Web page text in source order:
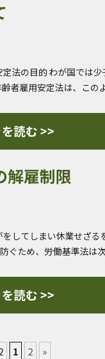
法の目的 わが国では
者雇用安定法は、この
読む >>
解雇制限
してしまい休業せざる
ぐため、労働基準法は
読む >>
1 2 »